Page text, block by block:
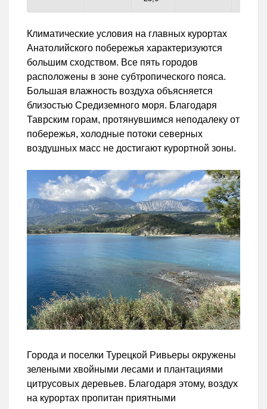
Климатические условия на главных курортах
Анатолийского побережья характеризуются
большим сходством. Все пять городов
расположены в зоне субтропического пояса.
Большая влажность воздуха объясняется
близостью Средиземного моря. Благодаря
Таврским горам, протянувшимся неподалеку от
побережья, холодные потоки северных
воздушных масс не достигают курортной зоны.
Города и поселки Турецкой Ривьеры окружены
зелеными хвойными лесами и плантациями
цитрусовых деревьев. Благодаря этому, воздух
на курортах пропитан приятными